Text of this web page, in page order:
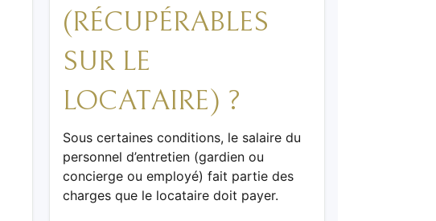
(RÉCUPÉRABLES
SUR LE
LOCATAIRE) ?
Sous certaines conditions, le salaire du
personnel d’entretien (gardien ou
concierge ou employé) fait partie des
charges que le locataire doit payer.